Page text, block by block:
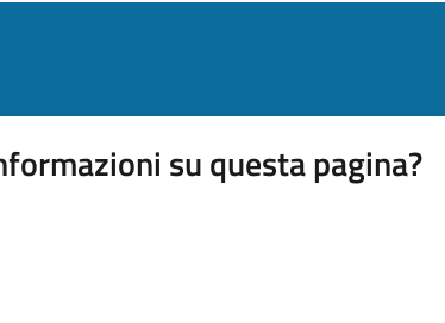
su questa pagina?